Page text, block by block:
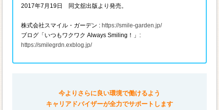
2017年7月19日 同文舘出版より発売。
株式会社スマイル・ガーデン :https://smile-garden.jp/
ブログ「いつもワクワク Always Smiling！」:
https://smilegrdn.exblog.jp/
今よりさらに良い環境で働けるよう
キャリアドバイザーが全力でサポートします